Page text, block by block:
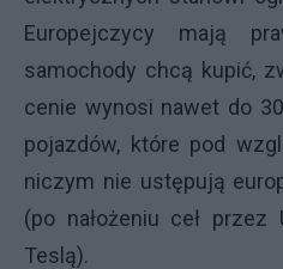
Europejczycy mają
samochody chcą kupić,
cenie wynosi nawet do
pojazdów, które pod
niczym nie ustępują
(po nałożeniu ceł
Teslą).